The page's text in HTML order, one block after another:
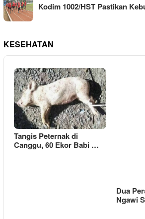
Kodim 1002/HST Pastikan
KESEHATAN
Tangis Peternak di
Canggu, 60 Ekor Babi …
Dua
Ngawi